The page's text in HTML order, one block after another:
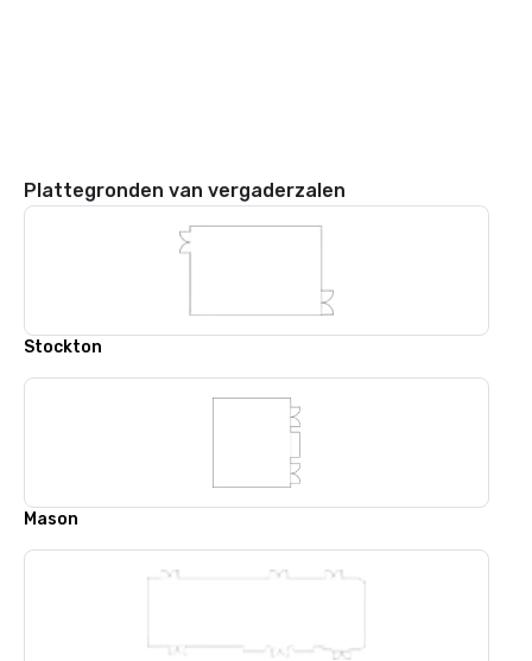
Plattegronden van vergaderzalen
Stockton
Mason